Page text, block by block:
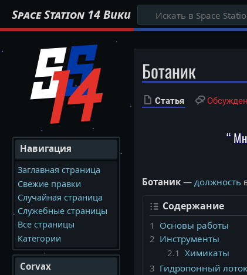
Space Station 14 Вики
Ботаник
Статья
“
Ботаник— должность
Содержание
1 Основы работы
2 Инструменты
2.1 Химикаты
3 Гидропонный лоток
Навигация
Заглавная страница
Свежие правки
Случайная страница
Служебные страницы
Все страницы
Категории
Corvax